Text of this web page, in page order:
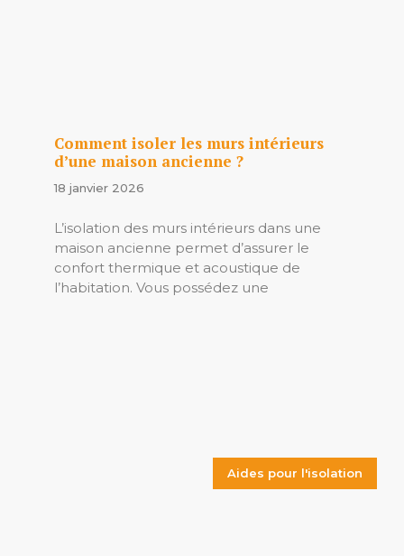
Comment isoler les murs intérieurs
d’une maison ancienne ?
18 janvier 2026
L’isolation des murs intérieurs dans une
maison ancienne permet d’assurer le
confort thermique et acoustique de
l’habitation. Vous possédez une
Aides pour l'isolation